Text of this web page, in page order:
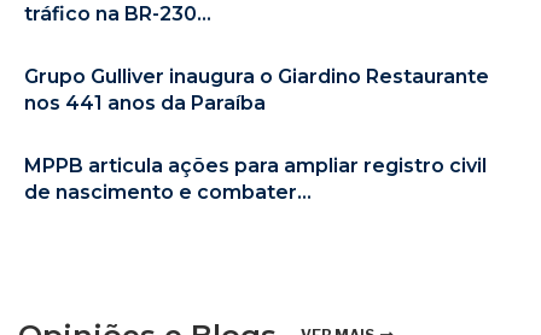
tráfico na BR-230...
Grupo Gulliver inaugura o Giardino Restaurante
nos 441 anos da Paraíba
MPPB articula ações para ampliar registro civil
de nascimento e combater...